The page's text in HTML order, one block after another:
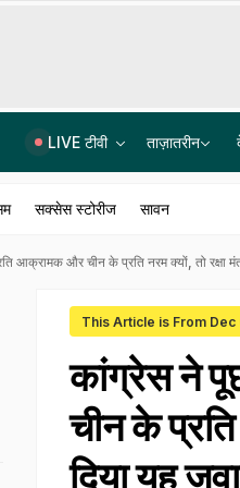
LIVE टीवी ताज़ातरीन
सक्सेस स्टोरीज सावन
आक्रामक और चीन के प्रति नरम क्‍यों, तो रक्षा
This Article is From Dec
कांग्रेस ने
चीन के प्रति
दिया यह